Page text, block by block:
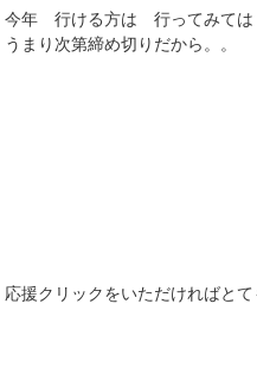
今年 行ける方は 行ってみて
うまり次第締め切りだから。。
応援クリックをいただければとて